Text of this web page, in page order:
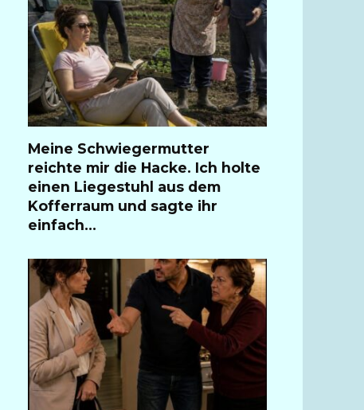
Meine Schwiegermutter
reichte mir die Hacke. Ich holte
einen Liegestuhl aus dem
Kofferraum und sagte ihr
einfach…